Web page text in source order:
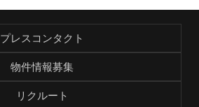
プレスコンタクト
物件情報募集
リクルート